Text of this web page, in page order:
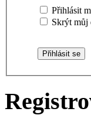
Přihlásit
Skrýt můj